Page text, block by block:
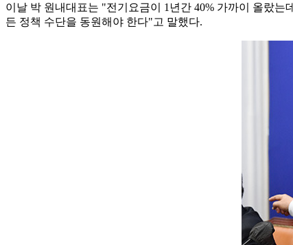
이날 박 원내대표는 "전기요금이 1년간 40% 가까이 올랐
든 정책 수단을 동원해야 한다"고 말했다.